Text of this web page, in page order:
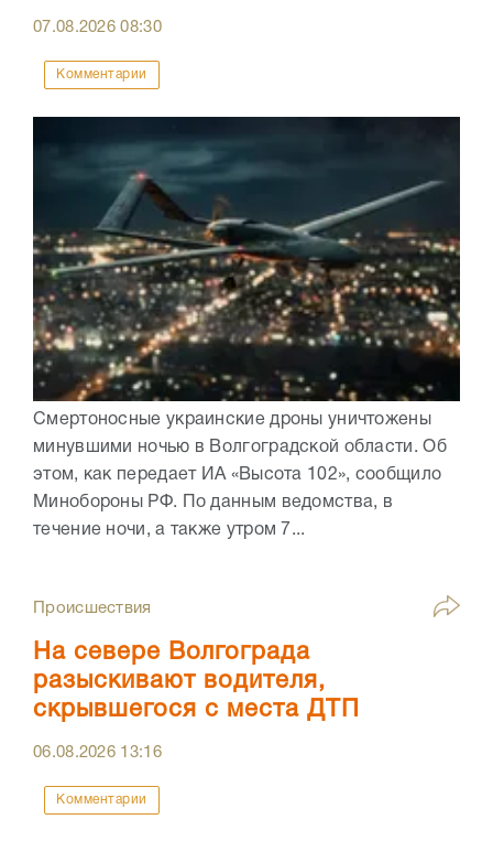
07.08.202608:30
Комментарии
Смертоносные украинские дроны уничтожены
минувшими ночью в Волгоградской области. Об
этом, как передает ИА «Высота 102», сообщило
Минобороны РФ. По данным ведомства, в
течение ночи, а также утром 7...
Происшествия
На севере Волгограда
разыскивают водителя,
скрывшегося с места ДТП
06.08.2026 13:16
Комментарии